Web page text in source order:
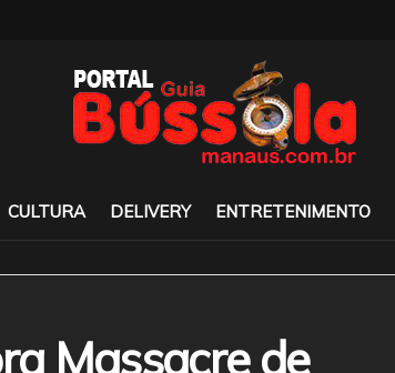
CULTURA DELIVERY ENTRETENIMENTO
Massacre de